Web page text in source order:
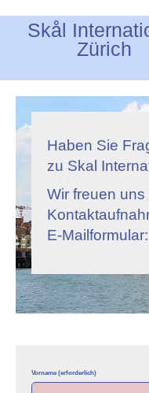
Skål
Zürich
Haben Sie
zu Skal
Wir freuen uns
E-Mailformular:
Vorname (erforderlich)